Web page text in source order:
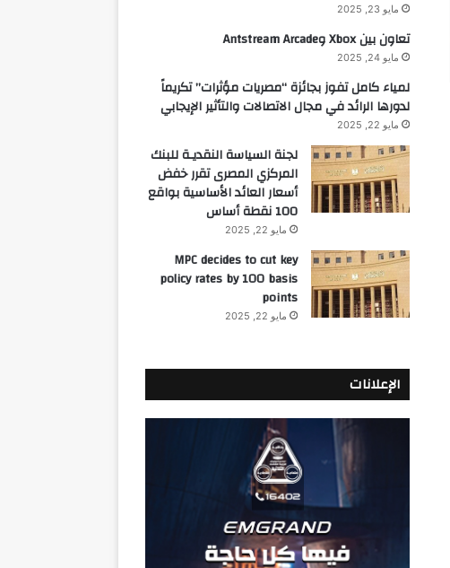
مايو 23, 2025
تعاون بين Xbox وAntstream Arcade
مايو 24, 2025
لمياء كامل تفوز بجائزة “مصريات مؤثرات” تكريماً
لدورها الرائد في مجال الاتصالات والتأثير الإيجابي
مايو 22, 2025
لجنة السياسة النقديـة للبنك
المركزي المصرى تقرر خفض
أسعار العائد الأساسية بواقع
100 نقطة أساس
مايو 22, 2025
MPC decides to cut key
policy rates by 100 basis
points
مايو 22, 2025
الإعلانات